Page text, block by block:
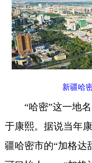
新疆哈
“哈密”这一地名
于康熙。据说当年
疆哈密市的“加格达